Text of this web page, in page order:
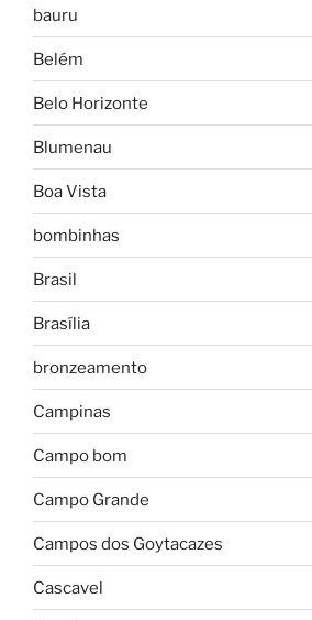
bauru
Belém
Belo Horizonte
Blumenau
Boa Vista
bombinhas
Brasil
Brasília
bronzeamento
Campinas
Campo bom
Campo Grande
Campos dos Goytacazes
Cascavel